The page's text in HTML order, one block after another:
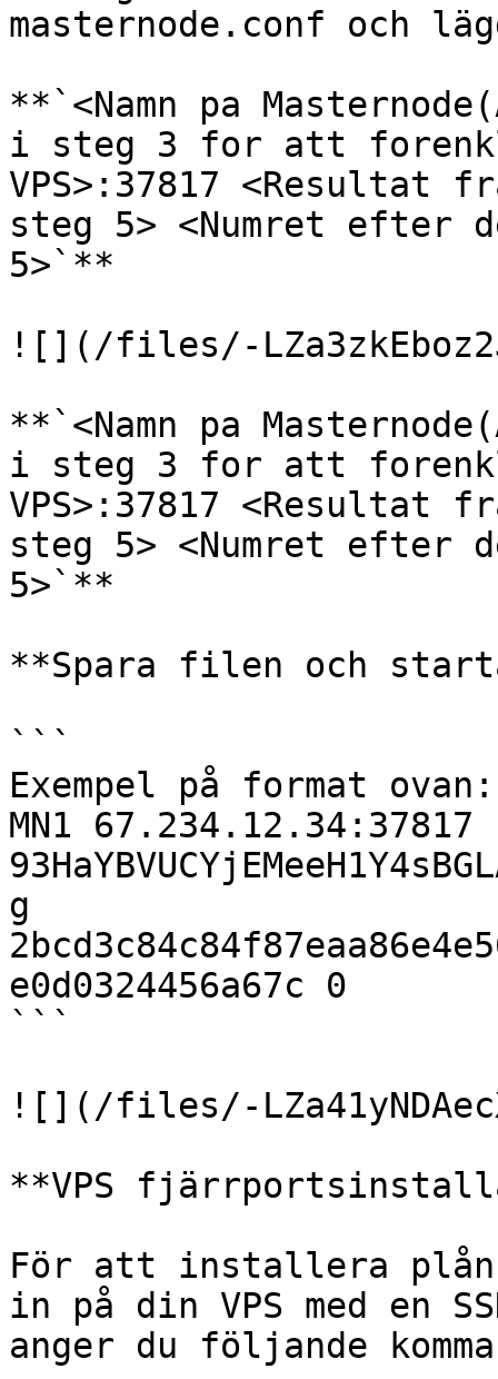
masternode.conf och
**`<Namn pa
i steg 3 for att
VPS>:37817 <Resultat
steg 5> <Numret efter
5>`**
![](/files/-
**`<Namn pa
i steg 3 for att
VPS>:37817 <Resultat
steg 5> <Numret efter
5>`**
**Spara filen och
```
Exempel på format ovan:
MN1 67.234.12.34:37817
g
e0d0324456a67c 0
```
![](/files/-
**VPS
För att installera
in på din VPS med en
anger du följande